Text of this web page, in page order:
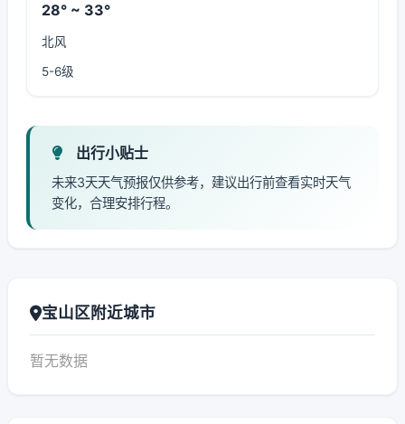
28° ~ 33°
北风
5-6级
出行小贴士
未来3天天气预报仅供参考，建议出行前查看实时天气
变化，合理安排行程。
宝山区附近城市
暂无数据